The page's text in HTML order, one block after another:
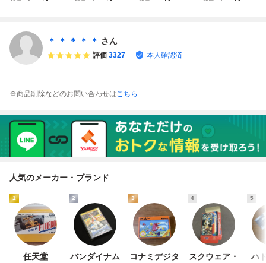
り
＊ ＊ ＊ ＊ ＊ さん
評価 3327 本人確認済
※商品削除などのお問い合わせはこちら
人気のメーカー・ブランド
1
任天堂
2
バンダイナム
3
コナミデジタ
4
スクウェア・
5
ハ